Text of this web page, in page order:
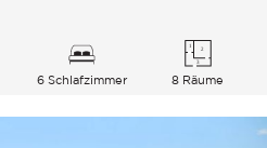
6 Schlafzimmer 8 Räume